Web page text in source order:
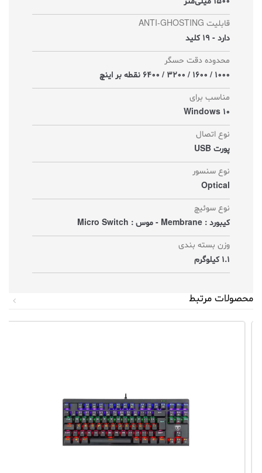
قابلیت ANTI-GHOSTING
دارد - 19 کلید
محدوده دقت حسگر
1000 / 1600 / 3200 / 6400 نقطه بر اینچ
مناسب برای
Windows 10
نوع اتصال
پورت USB
نوع سنسور
Optical
نوع سوئیچ
کیبورد : Membrane - موس : Micro Switch
وزن بسته بندی
1.1 کیلوگرم
محصولات مرتبط